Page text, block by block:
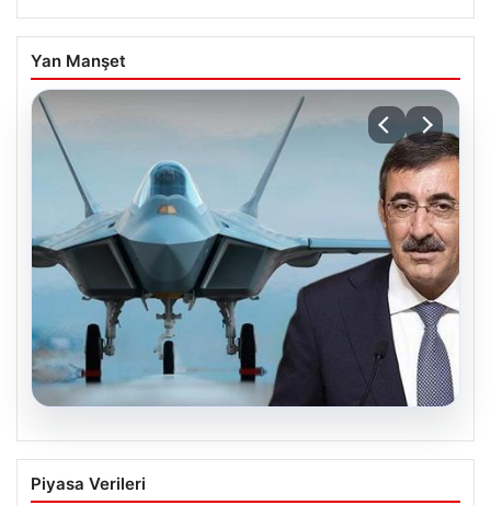
Yan Manşet
KAAN projesinde ortaklık süreci söz
konusu mu? Cumhurbaşkanı Yardımcısı
Piyasa Verileri